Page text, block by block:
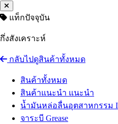
แท็กปัจจุบัน
กึ่งสังเคราะห์
กลับไปดูสินค้าทั้งหมด
สินค้าทั้งหมด
สินค้าแนะนำ แนะนำ
น้ำมันหล่อลื่นอุตสาหกรรม
น้ำมันไฮดรอลิค
จาระบี Grease